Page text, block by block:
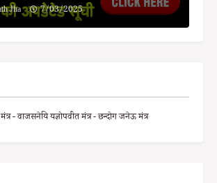
Jha 7/03/2025
- वाजसनेयि यज्ञोपवीत मंत्र - छन्दोग जनेऊ मंत्र